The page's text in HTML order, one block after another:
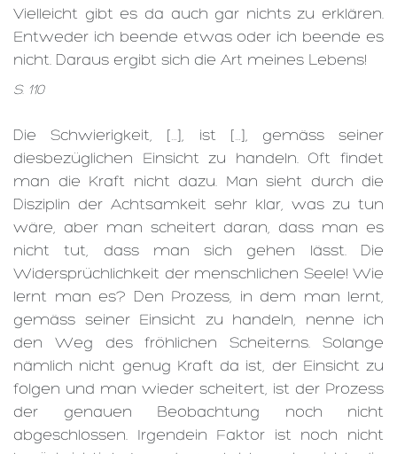
Vielleicht gibt es da auch gar nichts zu erklären.
Entweder ich beende etwas oder ich beende es
nicht. Daraus ergibt sich die Art meines Lebens!
S. 110
Die Schwierigkeit, […], ist […], gemäss seiner
diesbezüglichen Einsicht zu handeln. Oft findet
man die Kraft nicht dazu. Man sieht durch die
Disziplin der Achtsamkeit sehr klar, was zu tun
wäre, aber man scheitert daran, dass man es
nicht tut, dass man sich gehen lässt. Die
Widersprüchlichkeit der menschlichen Seele! Wie
lernt man es? Den Prozess, in dem man lernt,
gemäss seiner Einsicht zu handeln, nenne ich
den Weg des fröhlichen Scheiterns. Solange
nämlich nicht genug Kraft da ist, der Einsicht zu
folgen und man wieder scheitert, ist der Prozess
der genauen Beobachtung noch nicht
abgeschlossen. Irgendein Faktor ist noch nicht